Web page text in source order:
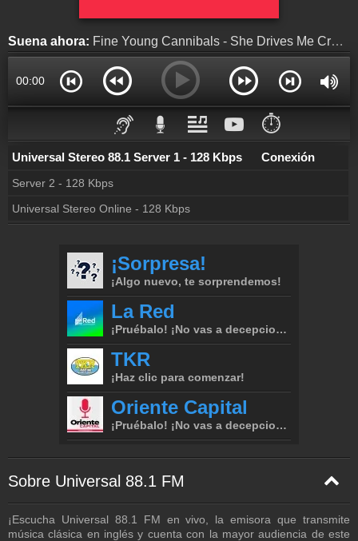
Colaboración
Inserción de la radio
Inclúyelo a tu sitio web
Suena ahora: Fine Young Cannibals - She Drives Me Crazy
00:00
⏱️
Universal Stereo 88.1 Server 1 - 128 Kbps Conexión
Server 2 - 128 Kbps
Universal Stereo Online - 128 Kbps
Sobre Universal 88.1 FM
¡Escucha Universal 88.1 FM en vivo, la emisora que transmite
música clásica en inglés y cuenta con la mayor audiencia de este